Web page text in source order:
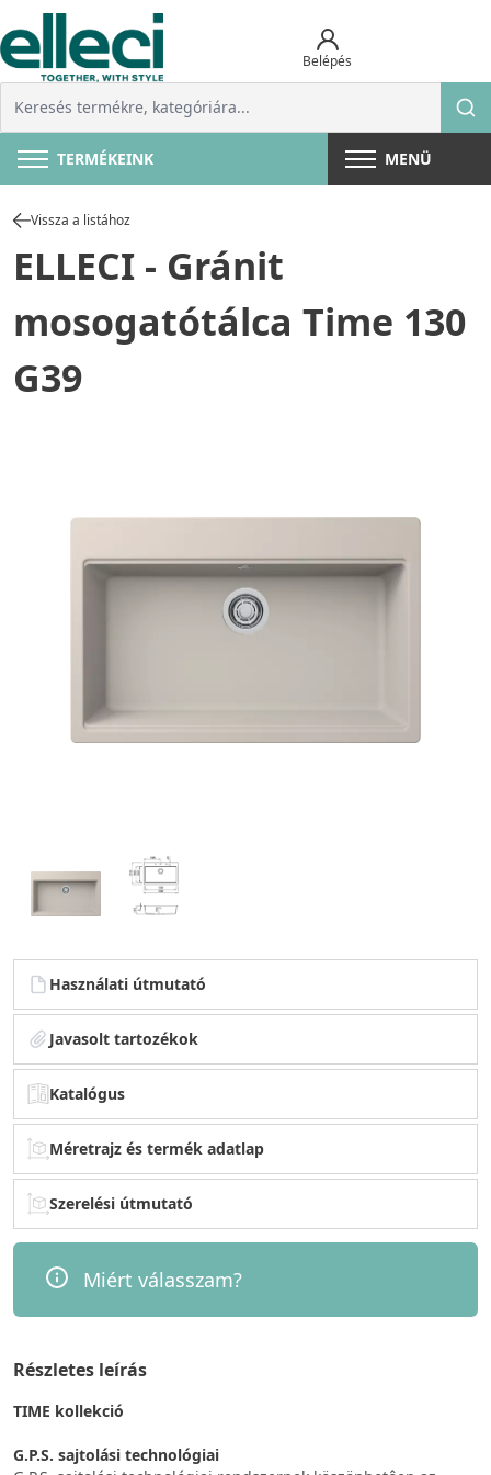
Belépés
TERMÉKEINK MENÜ
Vissza a listához
ELLECI - Gránit
mosogatótálca Time 130
G39
Használati útmutató
Javasolt tartozékok
Katalógus
Méretrajz és termék adatlap
Szerelési útmutató
Miért válasszam?
Részletes leírás
TIME kollekció
G.P.S. sajtolási technológiai